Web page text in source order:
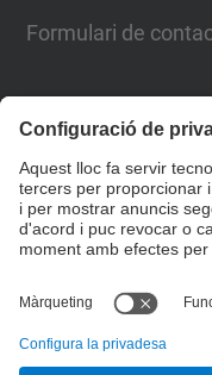
Formulari de
© UPC Escola Tècnica
Canals i Ports de
Avís legal